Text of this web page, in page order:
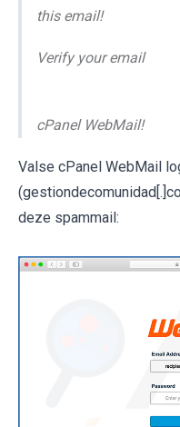
this email!
Verify your email
cPanel WebMail!
Valse cPanel WebMail
deze spammail: